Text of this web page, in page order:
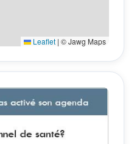
Leaflet | © Jawg Maps